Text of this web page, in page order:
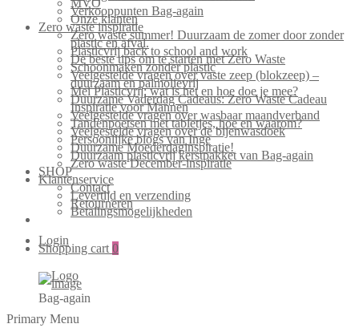
MVO
Verkooppunten Bag-again
Onze klanten
Zero waste inspiratie
Zero waste summer! Duurzaam de zomer door zonder
plastic en afval.
Plasticvrij back to school and work
De beste tips om te starten met Zero Waste
Schoonmaken zonder plastic
Veelgestelde vragen over vaste zeep (blokzeep) –
duurzaam en palmolievrij
Mei Plasticvrij: wat is het en hoe doe je mee?
Duurzame Vaderdag Cadeaus: Zero Waste Cadeau
Inspiratie voor Mannen
Veelgestelde vragen over wasbaar maandverband
Tandenpoetsen met tabletjes, hoe en waarom?
Veelgestelde vragen over de bijenwasdoek
Persoonlijke blogs van Inge
Duurzame Moederdaginspiratie!
Duurzaam plasticvrij kerstpakket van Bag-again
Zero waste December-inspiratie
SHOP
Klantenservice
Contact
Levertijd en verzending
Retourneren
Betalingsmogelijkheden
Login
Shopping cart 0
Bag-again
Primary Menu